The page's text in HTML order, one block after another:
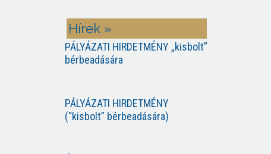
Hírek »
PÁLYÁZATI HIRDETMÉNY „kisbolt”
bérbeadására
PÁLYÁZATI HIRDETMÉNY
(“kisbolt” bérbeadására)